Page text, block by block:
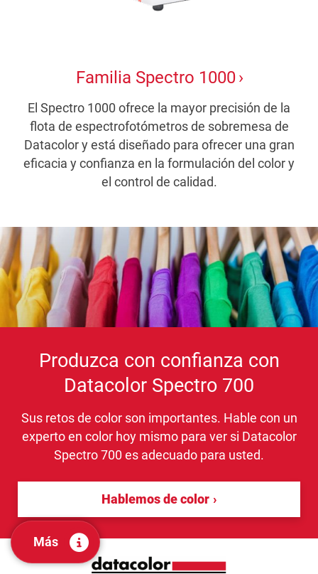
Familia Spectro 1000
El Spectro 1000 ofrece la mayor precisión de la
flota de espectrofotómetros de sobremesa de
Datacolor y está diseñado para ofrecer una gran
eficacia y confianza en la formulación del color y
el control de calidad.
Produzca con confianza con
Datacolor Spectro 700
Sus retos de color son importantes. Hable con un
experto en color hoy mismo para ver si Datacolor
Spectro 700 es adecuado para usted.
Hablemos de color
Más